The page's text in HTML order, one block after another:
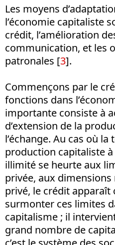
Les moyens
l’économie capitaliste
crédit, l’amélioration
communication, et les
patronales [3].
Commençons par le
fonctions dans
importante consiste à
d’extension de la
l’échange. Au cas où
production capitaliste
illimité se heurte aux
privée, aux
privé, le crédit
surmonter ces limites
capitalisme ; il
grand nombre de